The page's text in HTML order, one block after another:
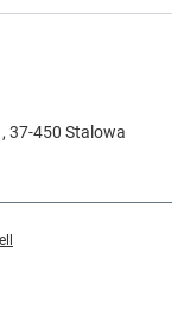
, 37-450 Stalowa